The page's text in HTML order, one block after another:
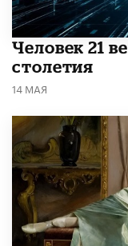
​Человек 21
столетия
14 МАЯ